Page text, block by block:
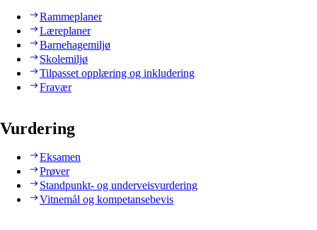
Rammeplaner
Læreplaner
Barnehagemiljø
Skolemiljø
Tilpasset opplæring og inkludering
Fravær
Vurdering
Eksamen
Prøver
Standpunkt- og underveisvurdering
Vitnemål og kompetansebevis